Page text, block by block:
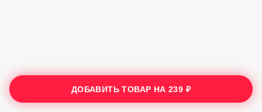
ДОБАВИТЬ ТОВАР НА239 ₽